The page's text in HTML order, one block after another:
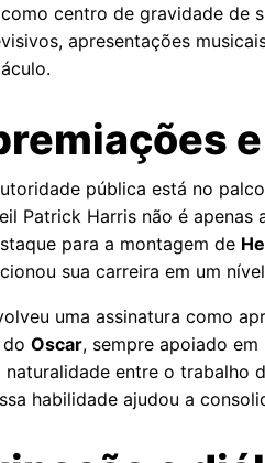
centro de gravidade de
apresentações
pública está no
Patrick Harris não é
para a montagem de
sua carreira em um
uma assinatura como
Oscar, sempre apoiado
entre o trabalho
habilidade ajudou a